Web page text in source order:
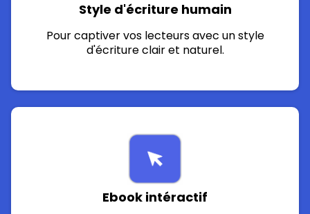
Style d'écriture humain
Pour captiver vos lecteurs avec un style
d'écriture clair et naturel.
Ebook intéractif